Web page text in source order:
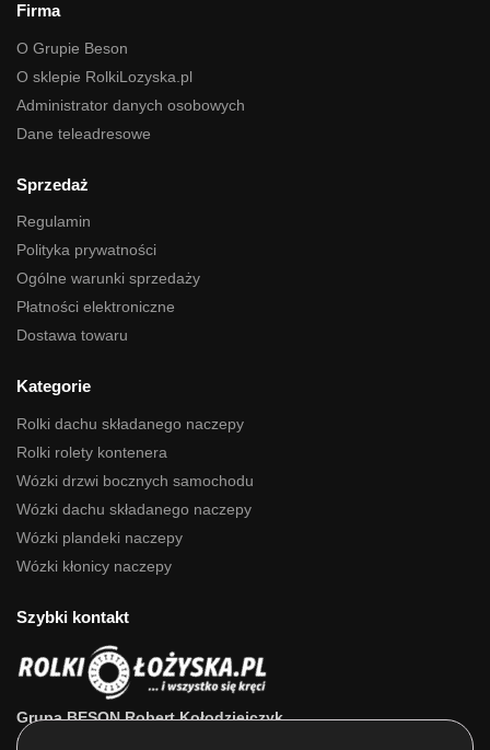
Firma
O Grupie Beson
O sklepie RolkiLozyska.pl
Administrator danych osobowych
Dane teleadresowe
Sprzedaż
Regulamin
Polityka prywatności
Ogólne warunki sprzedaży
Płatności elektroniczne
Dostawa towaru
Kategorie
Rolki dachu składanego naczepy
Rolki rolety kontenera
Wózki drzwi bocznych samochodu
Wózki dachu składanego naczepy
Wózki plandeki naczepy
Wózki kłonicy naczepy
Szybki kontakt
Grupa BESON Robert Kołodziejczyk
ul. Powstańców Wlkp. 63a